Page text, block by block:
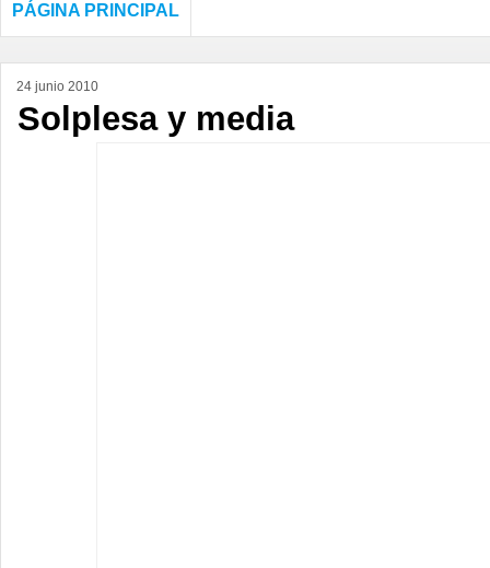
PÁGINA PRINCIPAL
24 junio 2010
Solplesa y media